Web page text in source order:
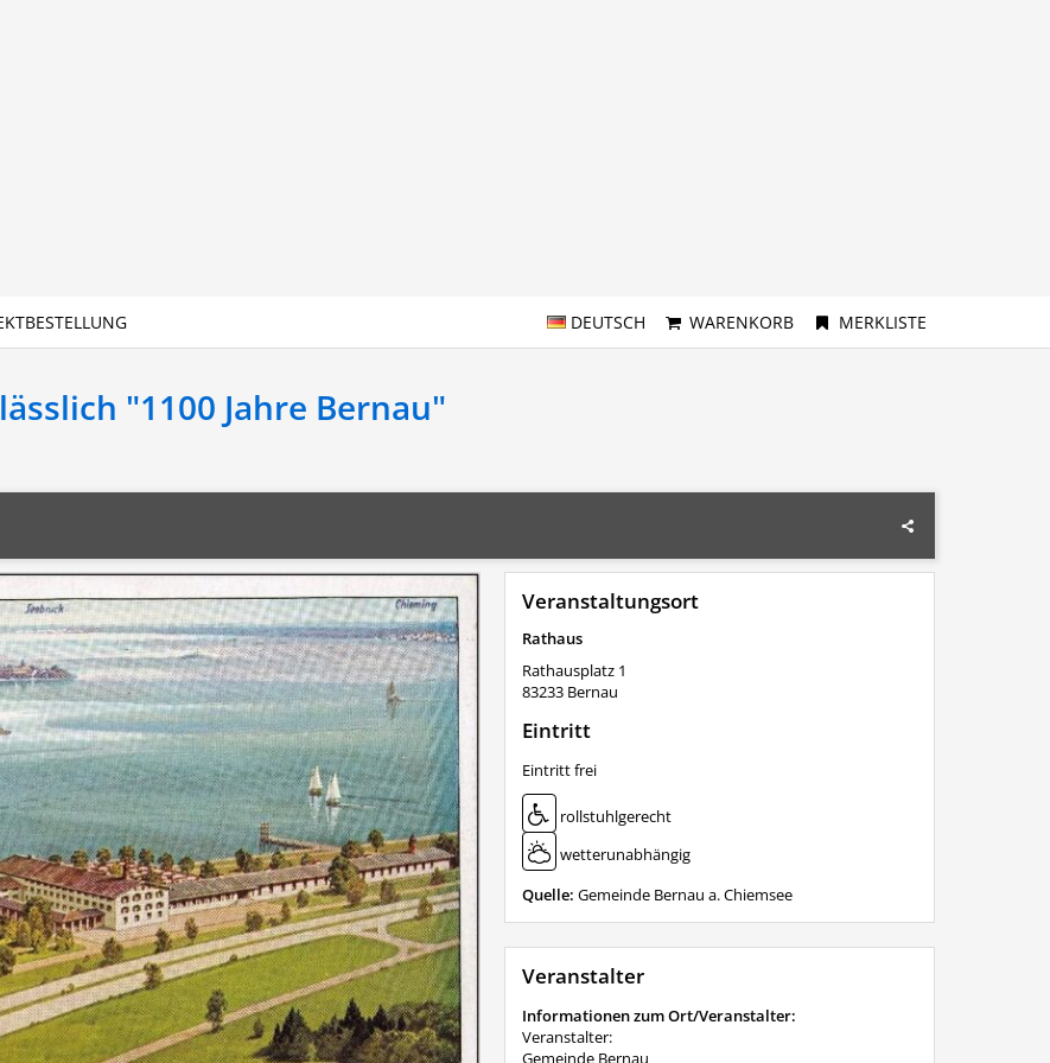
DEUTSCH WARENKORB MERKLISTE
"1100 Jahre Bernau"
Veranstaltungsort
Rathaus
Rathausplatz 1
83233 Bernau
Eintritt
Eintritt frei
rollstuhlgerecht
wetterunabhängig
Quelle: Gemeinde Bernau a. Chiemsee
Veranstalter
Informationen zum Ort/Veranstalter:
Veranstalter:
Gemeinde Bernau